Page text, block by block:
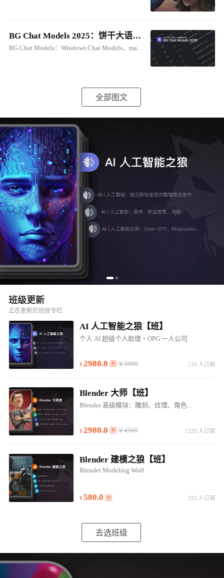
BG Chat Models 2025：饼干大语音模型库
BG Chat Models：Windows Chat Models、macOS Chat Models
全部图文
班级更新
正在更新的班级专栏
AI 人工智能之狼【班】
个人 AI 超级个人助理 + OPG 一人公司
2980.0 ￥3980 210 人订阅
Blender 大师【班】
Blender 高级模块：雕刻、纹理、角色...
2980.0 ￥4580 1320 人订阅
Blender 建模之狼【班】
Blender Modeling Wolf
580.0 325 人订阅
去选班级